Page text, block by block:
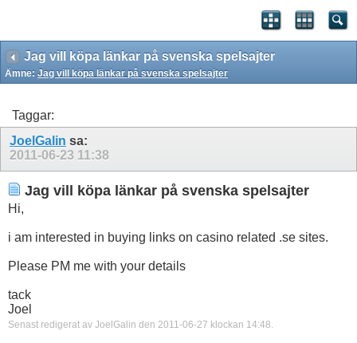
Jag vill köpa länkar på svenska spelsajter
Ämne: Jag vill köpa länkar på svenska spelsajter
Taggar:
JoelGalin sa:
2011-06-23 11:38
Jag vill köpa länkar på svenska spelsajter
Hi,
i am interested in buying links on casino related .se sites.
Please PM me with your details
tack
Joel
Senast redigerat av JoelGalin den 2011-06-27 klockan 14:48.